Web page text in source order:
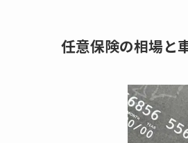
任意保険の相場と